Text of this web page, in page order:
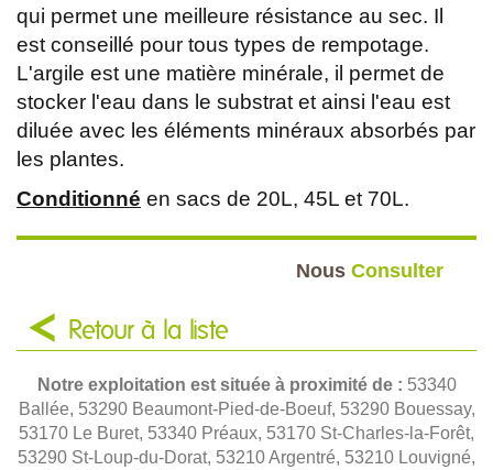
qui permet une meilleure résistance au sec. Il
est conseillé pour tous types de rempotage.
L'argile est une matière minérale, il permet de
stocker l'eau dans le substrat et ainsi l'eau est
diluée avec les éléments minéraux absorbés par
les plantes.
Conditionné en sacs de 20L, 45L et 70L.
Nous Consulter
Retour à la liste
Notre exploitation est située à proximité de : 53340
Ballée, 53290 Beaumont-Pied-de-Boeuf, 53290 Bouessay,
53170 Le Buret, 53340 Préaux, 53170 St-Charles-la-Forêt,
53290 St-Loup-du-Dorat, 53210 Argentré, 53210 Louvigné,